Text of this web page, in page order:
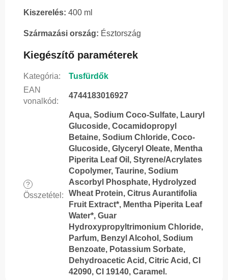
Kiszerelés: 400 ml
Származási ország: Észtország
Kiegészítő paraméterek
Kategória:
Tusfürdők
EAN
vonalkód:
4744183016927
?
Összetétel :
Aqua, Sodium Coco-Sulfate, Lauryl
Glucoside, Cocamidopropyl
Betaine, Sodium Chloride, Coco-
Glucoside, Glyceryl Oleate, Mentha
Piperita Leaf Oil, Styrene/Acrylates
Copolymer, Taurine, Sodium
Ascorbyl Phosphate, Hydrolyzed
Wheat Protein, Citrus Aurantifolia
Fruit Extract*, Mentha Piperita Leaf
Water*, Guar
Hydroxypropyltrimonium Chloride,
Parfum, Benzyl Alcohol, Sodium
Benzoate, Potassium Sorbate,
Dehydroacetic Acid, Citric Acid, CI
42090, CI 19140, Caramel.